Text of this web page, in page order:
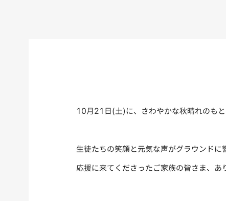
10月21日(土)に、さわやかな秋晴れのも
生徒たちの笑顔と元気な声がグラウンドに
応援に来てくださったご家族の皆さま、あ